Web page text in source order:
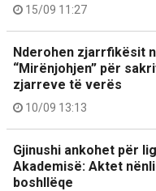
15/09 11:27
Nderohen zjarrfikësit
“Mirënjohjen” për
zjarreve të verës
10/09 13:13
Gjinushi ankohet për
Akademisë: Aktet
boshllëqe